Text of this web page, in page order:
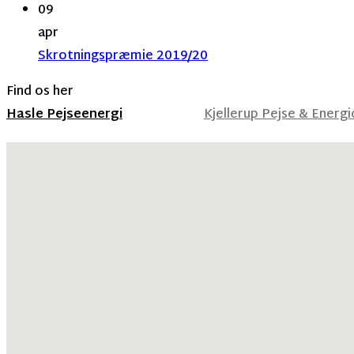
09
apr
Skrotningspræmie 2019/20
Find os her
Hasle Pejseenergi
Kjellerup Pejse &